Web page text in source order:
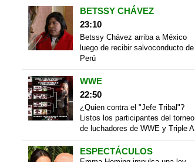
BETSSY CHÁVEZ
23:10
Betssy Chávez arriba a México
luego de recibir salvoconducto de
Perú
WWE
22:50
¿Quien contra el "Jefe Tribal"?
Listos los participantes del torneo
de luchadores de WWE y Triple A
ESPECTÁCULOS